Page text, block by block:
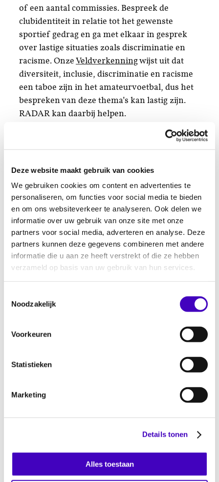
Deze website maakt gebruik van cookies
We gebruiken cookies om content en advertenties te
personaliseren, om functies voor social media te bieden
en om ons websiteverkeer te analyseren. Ook delen we
informatie over uw gebruik van onze site met onze
partners voor social media, adverteren en analyse. Deze
partners kunnen deze gegevens combineren met andere
informatie die u aan ze heeft verstrekt of die ze hebben
verzameld op basis van uw gebruik van hun services.
Noodzakelijk
Voorkeuren
Statistieken
Marketing
Details tonen
Alles toestaan
of een aantal commissies. Bespreek de
clubidentiteit in relatie tot het gewenste
sportief gedrag en ga met elkaar in gesprek
over lastige situaties zoals discriminatie en
racisme. Onze Veldverkenningwijst uit dat
diversiteit, inclusie, discriminatie en racisme
een taboe zijn in het amateurvoetbal, dus het
bespreken van deze thema’s kan lastig zijn.
RADAR kan daarbij helpen.
teambijeenkomst waarin de waarden en
normen van de vereniging centraal staan.
Nodig alle teamleden, trainers/begeleiders en
ouders uit voor deze kleedkamersessie.
Tijdens deze sessie worden afspraken over
sportief gedrag en de clubidentiteit besproken
en bekrachtigd door elk team. Daarnaast
wordt informatie verstrekt over de
Het is belangrijk dat de trainers goed
club zijn en deze kunnen overbrengen aan de
spelers. Het is daarom een goed idee dat de
tot discriminatie en racisme bespreken en
Je kunt deze sessies zelf organiseren of
externe experts inschakelen. Dit kan helpen
bij het opzetten van effectieve gesprekken en